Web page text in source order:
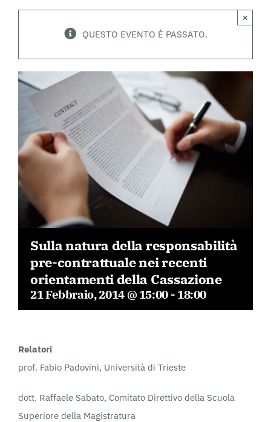
QUESTO EVENTO È PASSATO.
×
Sulla natura della responsabilità
pre-contrattuale nei recenti
orientamenti della Cassazione
21 Febbraio, 2014 @ 15:00 - 18:00
Relatori
prof. Fabio Padovini, Università di Trieste
dott. Raffaele Sabato, Comitato Direttivo della Scuola
Superiore della Magistratura